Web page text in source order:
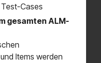
Cases
gesamten ALM-
Items werden